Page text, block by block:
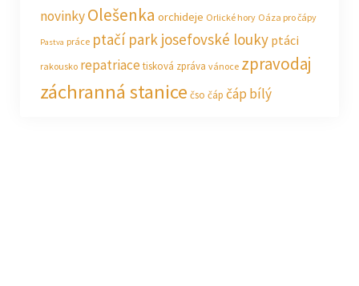
novinkyOlešenka orchideje Orlické hory Oáza pro čápy
Pastva práce ptačí park josefovské louky ptáci
rakousko repatriacetisková zpráva vánoce zpravodaj
záchranná stanice čso čáp čáp bílý